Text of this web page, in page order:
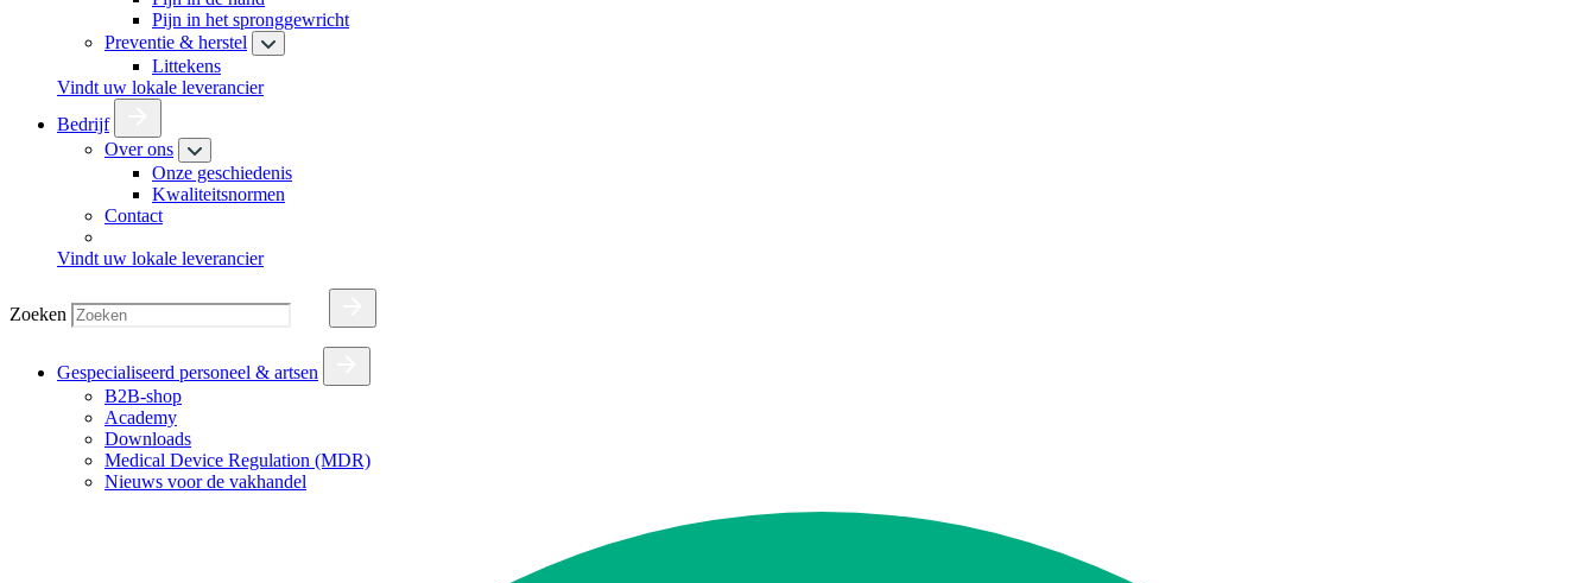
Pijn in het spronggewricht
Preventie & herstel
Littekens
Vindt uw lokale leverancier
Bedrijf
Over ons
Onze geschiedenis
Kwaliteitsnormen
Contact
Vindt uw lokale leverancier
Zoeken
Gespecialiseerd personeel & artsen
B2B-shop
Academy
Downloads
Medical Device Regulation (MDR)
Nieuws voor de vakhandel